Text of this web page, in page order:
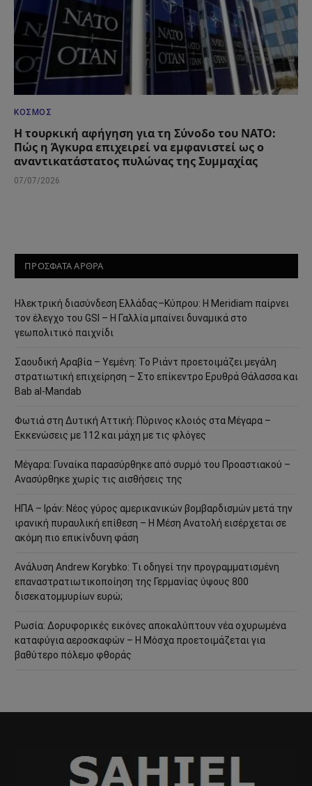
ΚΌΣΜΟΣ
Η τουρκική αφήγηση για τη Σύνοδο του ΝΑΤΟ:
Πώς η Άγκυρα επιχειρεί να εμφανιστεί ως ο
αναντικατάστατος πυλώνας της Συμμαχίας
07/07/2026
ΠΡΟΣΦΑΤΑ ΑΡΘΡΑ
Ηλεκτρική διασύνδεση Ελλάδας–Κύπρου: Η Meridiam παίρνει
τον έλεγχο του GSI – Η Γαλλία μπαίνει δυναμικά στο
γεωπολιτικό παιχνίδι
Σαουδική Αραβία – Υεμένη: Το Ριάντ προετοιμάζει μεγάλη
στρατιωτική επιχείρηση – Στο επίκεντρο Ερυθρά Θάλασσα και
Bab al-Mandab
Φωτιά στη Δυτική Αττική: Πύρινος κλοιός στα Μέγαρα –
Εκκενώσεις με 112 και μάχη με τις φλόγες
Μέγαρα: Γυναίκα παρασύρθηκε από συρμό του Προαστιακού –
Ανασύρθηκε χωρίς τις αισθήσεις της
ΗΠΑ – Ιράν: Νέος γύρος αμερικανικών βομβαρδισμών μετά την
ιρανική πυραυλική επίθεση – Η Μέση Ανατολή εισέρχεται σε
ακόμη πιο επικίνδυνη φάση
Ανάλυση Andrew Korybko: Τι οδηγεί την προγραμματισμένη
επαναστρατιωτικοποίηση της Γερμανίας ύψους 800
δισεκατομμυρίων ευρώ;
Ρωσία: Δορυφορικές εικόνες αποκαλύπτουν νέα οχυρωμένα
καταφύγια αεροσκαφών – Η Μόσχα προετοιμάζεται για
βαθύτερο πόλεμο φθοράς